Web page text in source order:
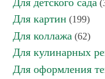
Для детского сада
Для картин (199)
Для коллажа (62)
Для кулинарных
Для оформления